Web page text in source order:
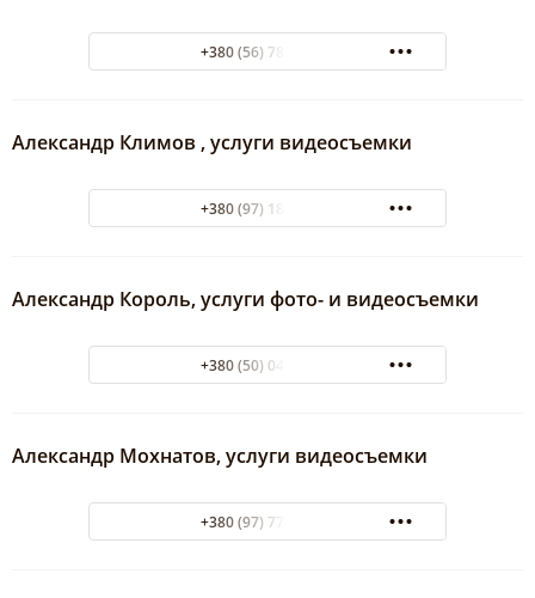
+380 (56) 788-07-37
Александр Климов , услуги видеосъемки
+380 (97) 184-73-37
Александр Король, услуги фото- и видеосъемки
+380 (50) 047-06-50
Александр Мохнатов, услуги видеосъемки
+380 (97) 774-92-90